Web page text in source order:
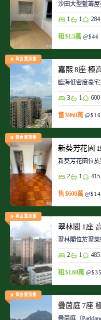
沙田大型藍籌
1 1 284
租 $1.3萬 @$46
黃金置頂盤
嘉熙 8座 極
臨海低密度豪
3 1 600
售 $960萬
黃金置頂盤
新葵芳花園
新葵芳花園位
2 1 415
售 $600萬
黃金置頂盤
翠林閣 1座
翠林閣位於翠
2 1 485
租 $1.68萬 @$35
黃金置頂盤
疊茵庭 7座
疊茵庭（